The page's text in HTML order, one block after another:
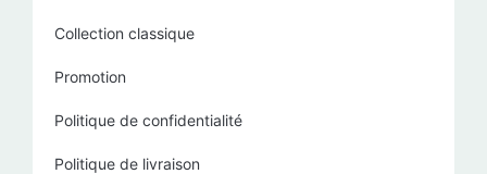
Collection classique
Promotion
Politique de confidentialité
Politique de livraison